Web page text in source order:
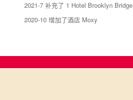
2021-7 补充了 1 Hotel Brooklyn Bridge
2020-10 增加了酒店 Moxy